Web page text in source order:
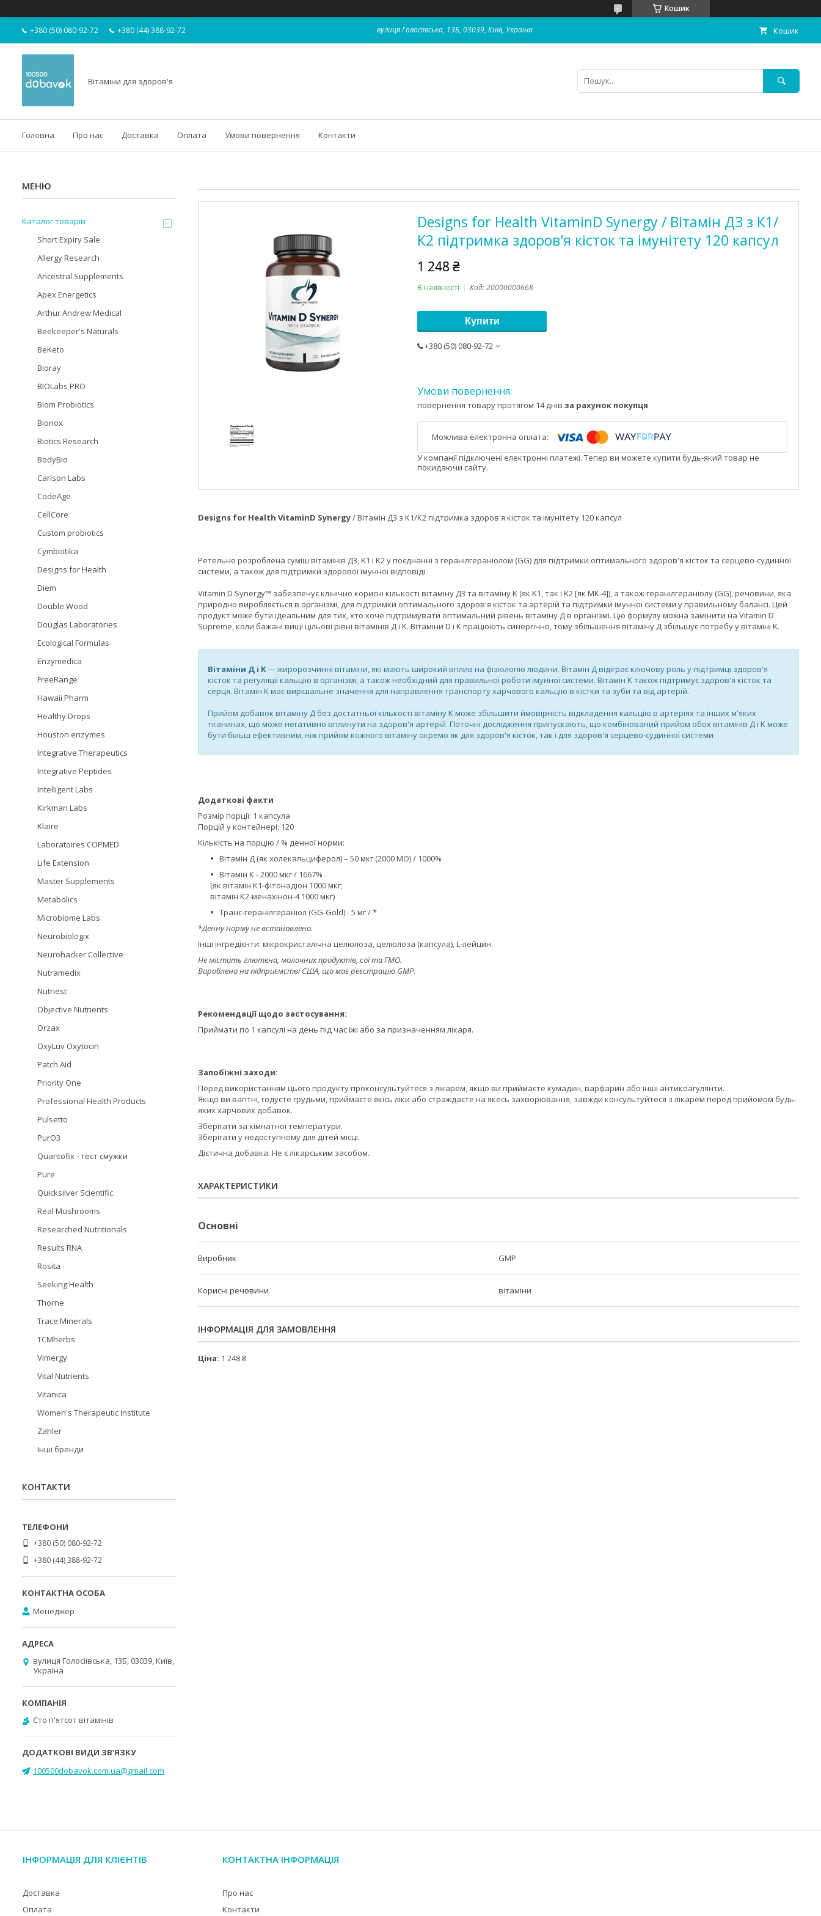
Кошик
+380 (50) 080-92-72 +380 (44) 388-92-72 вулиця Голосіївська, 13Б, 03039, Київ, Україна Кошик
Вітаміни для здоров'я
Головна Про нас Доставка Оплата Умови повернення Контакти
Designs for Health VitaminD Synergy / Вітамін Д3 з К1/
К2 підтримка здоров'я кісток та імунітету 120 капсул
1 248 ₴
В наявності Код:20000000668
Купити
+380 (50) 080-92-72
повернення товару протягом 14 днів за рахунок покупця
У компанії підключені електронні платежі. Тепер ви можете купити будь-який товар не
покидаючи сайту.
Designs for Health VitaminD Synergy/ Вітамін Д3 з К1/К2 підтримка здоров'я кісток та імунітету 120 капсул
Ретельно розроблена суміш вітамінів Д3, K1 і K2 у поєднанні з геранілгераніолом (GG) для підтримки оптимального здоров'я кісток та серцево-судинної
системи, а також для підтримки здорової імунної відповіді.
Vitamin D Synergy™ забезпечує клінічно корисні кількості вітаміну Д3 та вітаміну K (як K1, так і K2 [як MK-4]), а також геранілгераніолу (GG), речовини, яка
природно виробляється в організмі, для підтримки оптимального здоров'я кісток та артерій та підтримки імунної системи у правильному балансі. Цей
продукт може бути ідеальним для тих, хто хоче підтримувати оптимальний рівень вітаміну Д в організмі. Цю формулу можна замінити на Vitamin D
Supreme, коли бажані вищі цільові рівні вітамінів Д і K. Вітаміни D і K працюють синергічно, тому збільшення вітаміну Д збільшує потребу у вітаміні K.
Вітаміни Д і K— жиророзчинні вітаміни, які мають широкий вплив на фізіологію людини. Вітамін Д відіграє ключову роль у підтримці здоров'я
кісток та регуляції кальцію в організмі, а також необхідний для правильної роботи імунної системи. Вітамін K також підтримує здоров'я кісток та
серця. Вітамін K має вирішальне значення для направлення транспорту харчового кальцію в кістки та зуби та від артерій.
Прийом добавок вітаміну Д без достатньої кількості вітаміну K може збільшити ймовірність відкладення кальцію в артеріях та інших м'яких
тканинах, що може негативно вплинути на здоров'я артерій. Поточні дослідження припускають, що комбінований прийом обох вітамінів Д і K може
бути більш ефективним, ніж прийом кожного вітаміну окремо як для здоров'я кісток, так і для здоров'я серцево-судинної системи
Додаткові факти
Розмір порції: 1 капсула
Порцій у контейнері: 120
Кількість на порцію / % денної норми:
Вітамін Д (як холекальциферол) – 50 мкг (2000 МО) / 1000%
Вітамін К - 2000 мкг / 1667%
(як вітамін К1-фітонадіон 1000 мкг;
вітамін К2-менахінон-4 1000 мкг)
Транс-геранілгераніол (GG-Gold) - 5 мг / *
*Денну норму не встановлено.
Інші інгредієнти: мікрокристалічна целюлоза, целюлоза (капсула), L-лейцин.
Не містить глютена, молочних продуктів, сої та ГМО.
Вироблено на підприємстві США, що має реєстрацію GMP.
Рекомендації щодо застосування:
Приймати по 1 капсулі на день під час їжі або за призначенням лікаря.
Запобіжні заходи:
Перед використанням цього продукту проконсультуйтеся з лікарем, якщо ви приймаєте кумадин, варфарин або інші антикоагулянти.
Якщо ви вагітні, годуєте грудьми, приймаєте якісь ліки або страждаєте на якесь захворювання, завжди консультуйтеся з лікарем перед прийомом будь-
яких харчових добавок.
Зберігати за кімнатної температури.
Зберігати у недоступному для дітей місці.
Дієтична добавка. Не є лікарським засобом.
ХАРАКТЕРИСТИКИ
Основні
Виробник GMP
Корисні речовини вітаміни
ІНФОРМАЦІЯ ДЛЯ ЗАМОВЛЕННЯ
Ціна: 1 248 ₴
Каталог товарів
Short Expiry Sale
Allergy Research
Ancestral Supplements
Apex Energetics
Arthur Andrew Medical
Beekeeper's Naturals
BeKeto
Bioray
BIOLabs PRO
Biom Probiotics
Bionox
Biotics Research
BodyBio
Carlson Labs
CodeAge
CellCore
Custom probiotics
Cymbiotika
Designs for Health
Diem
Double Wood
Douglas Laboratories
Ecological Formulas
Enzymedica
FreeRange
Hawaii Pharm
Healthy Drops
Houston enzymes
Integrative Therapeutics
Integrative Peptides
Intelligent Labs
Kirkman Labs
Klaire
Laboratoires COPMED
Life Extension
Master Supplements
Metabolics
Microbiome Labs
Neurobiologix
Neurohacker Collective
Nutramedix
Nutriest
Objective Nutrients
Orzax
OxyLuv Oxytocin
Patch Aid
Priority One
Professional Health Products
Pulsetto
PurO3
Quantofix - тест смужки
Pure
Quicksilver Scientific
Real Mushrooms
Researched Nutritionals
Results RNA
Rosita
Seeking Health
Thorne
Trace Minerals
TCMherbs
Vimergy
Vital Nutrients
Vitanica
Women's Therapeutic Institute
Zahler
Інші бренди
КОНТАКТИ
+380 (50) 080-92-72
+380 (44) 388-92-72
Менеджер
вулиця Голосіївська, 13Б, 03039, Київ,
Україна
Cто п'ятсот вітамінів
100500dobavok.com.ua@gmail.com
ІНФОРМАЦІЯ ДЛЯ КЛІЄНТІВ
Доставка
Оплата
КОНТАКТНА ІНФОРМАЦІЯ
Про нас
Контакти